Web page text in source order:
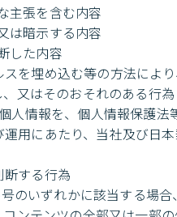
主張を含む内容
は暗示する内容
した内容
を埋め込む等の方法によ
又はそのおそれのある行為
人情報を、個人情報保護
用にあたり、当社及び日
する行為
のいずれかに該当する場